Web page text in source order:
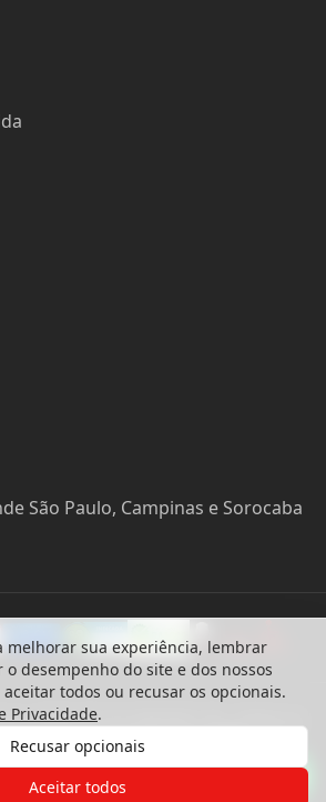
São Paulo, Campinas e Sorocaba
CNPJ: 57.314.288/0001-96 - Todos os
com ♥ porbounceagency
PrivacidadeTermos de Uso
de receber o contato de um
especialistas?
melhorar sua experiência, lembrar
desempenho do site e dos nossos
todos ou recusar os opcionais.
Privacidade.
Recusar opcionais
Aceitar todos